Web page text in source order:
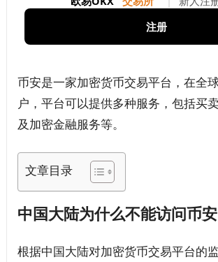
注册
币安是一家加密货币交易平台，在全
户，平台可以提供多种服务，包括买
及加密金融服务等。
文章目录
中国大陆为什么不能访问币安
根据中国大陆对加密货币交易平台的